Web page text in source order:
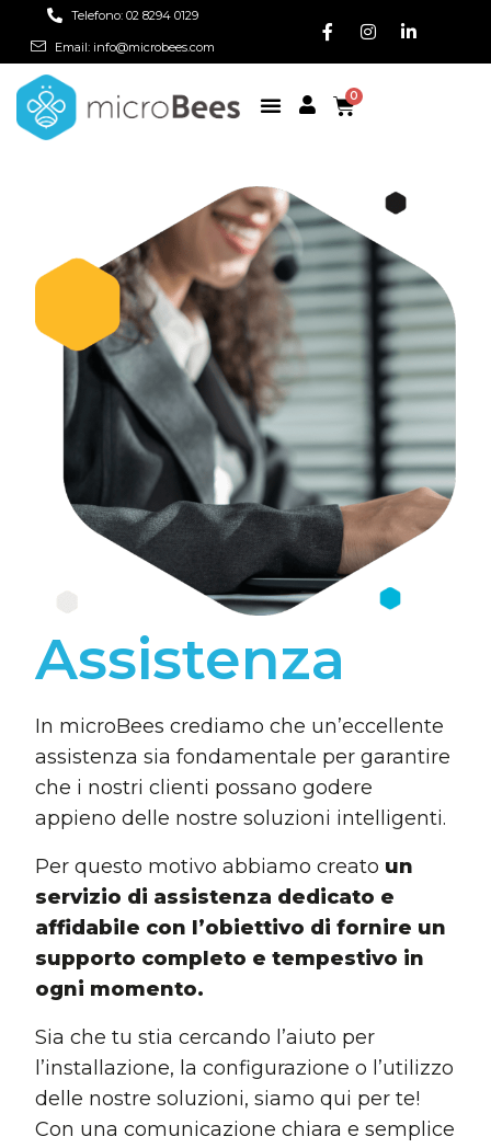
Telefono: 02 8294 0129
Email: info@microbees.com
Assistenza
In microBees crediamo che un’eccellente
assistenza sia fondamentale per garantire
che i nostri clienti possano godere
appieno delle nostre soluzioni intelligenti.
Per questo motivo abbiamo creato un
servizio di assistenza dedicato e
affidabile con l’obiettivo di fornire un
supporto completo e tempestivo in
ogni momento.
Sia che tu stia cercando l’aiuto per
l’installazione, la configurazione o l’utilizzo
delle nostre soluzioni, siamo qui per te!
Con una comunicazione chiara e semplice